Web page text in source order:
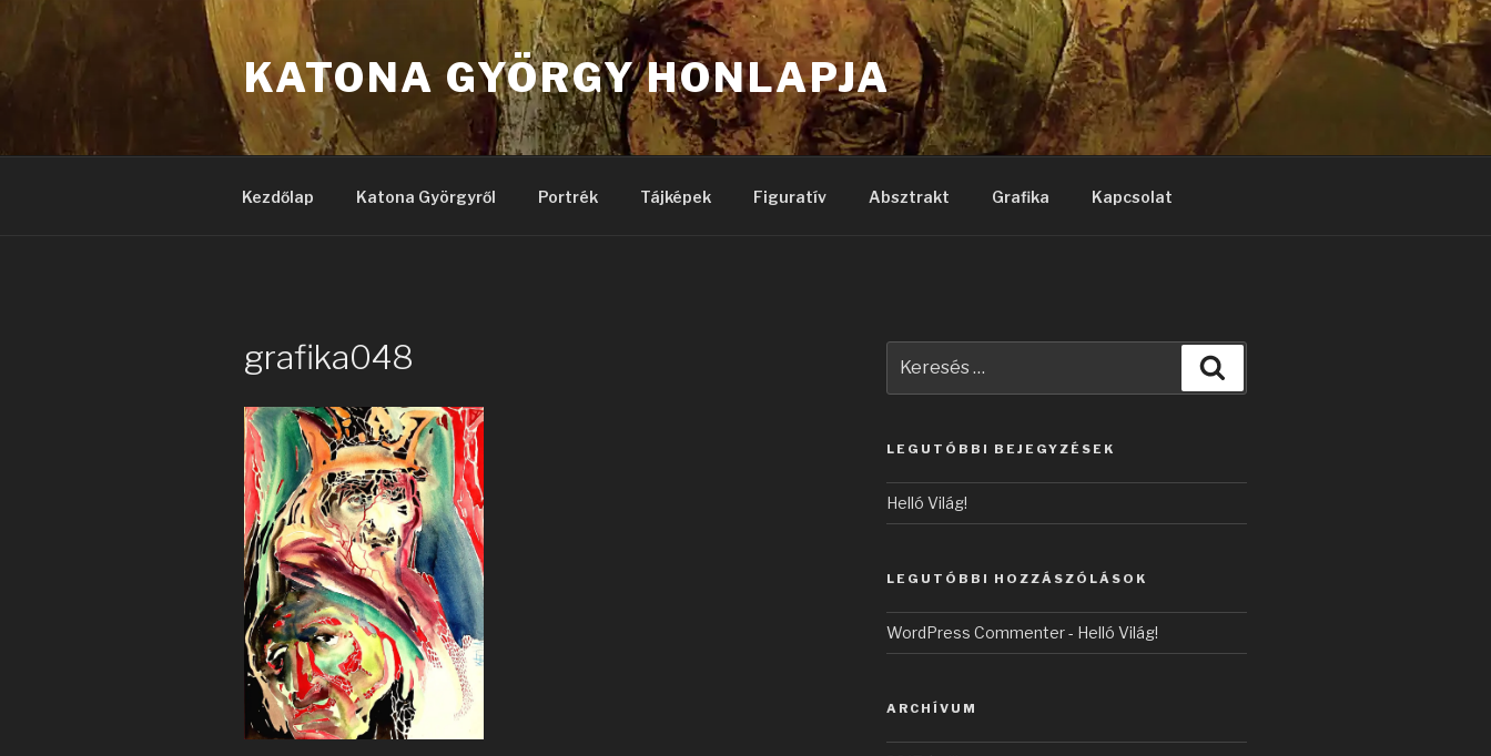
Tartalomhoz
KATONA GYÖRGY HONLAPJA
Kezdőlap Katona Györgyről Portrék Tájképek Figuratív Absztrakt Grafika Kapcsolat
grafika048
következő
LEGUTÓBBI BEJEGYZÉSEK
Helló Világ!
LEGUTÓBBI HOZZÁSZÓLÁSOK
WordPress Commenter- Helló Világ!
ARCHÍVUM